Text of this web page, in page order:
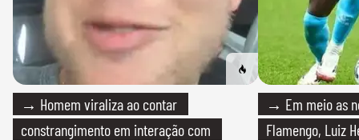
→ Homem viraliza ao contar
constrangimento em interação com
→ Em meio as
Flamengo, Luiz